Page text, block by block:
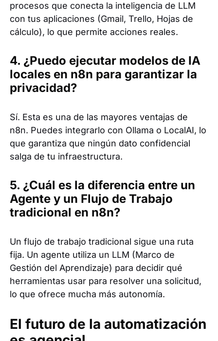
procesos que conecta la inteligencia de LLM
con tus aplicaciones (Gmail, Trello, Hojas de
cálculo), lo que permite acciones reales.
4. ¿Puedo ejecutar modelos de IA
locales en n8n para garantizar la
privacidad?
Sí. Esta es una de las mayores ventajas de
n8n. Puedes integrarlo con Ollama o LocalAI, lo
que garantiza que ningún dato confidencial
salga de tu infraestructura.
5. ¿Cuál es la diferencia entre un
Agente y un Flujo de Trabajo
tradicional en n8n?
Un flujo de trabajo tradicional sigue una ruta
fija. Un agente utiliza un LLM (Marco de
Gestión del Aprendizaje) para decidir qué
herramientas usar para resolver una solicitud,
lo que ofrece mucha más autonomía.
El futuro de la automatización